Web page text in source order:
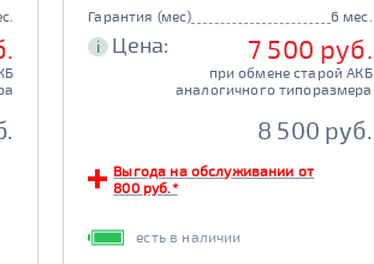
Гарантия (мес)
6 мес.
i Цена: 7 500 руб.
при обмене старой АКБ
аналогичного типоразмера
8 500 руб.
Выгода на обслуживании от
800 руб.*
есть в наличии